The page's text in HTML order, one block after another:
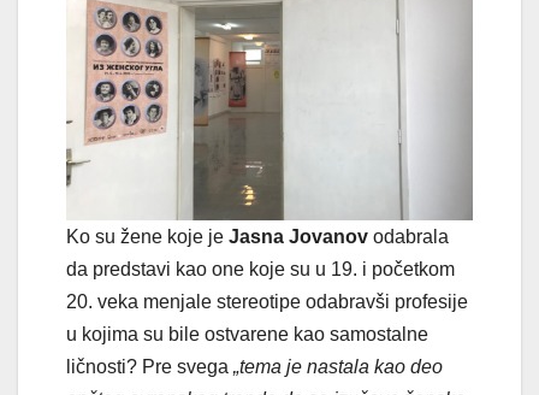
Ko su žene koje je Jasna Jovanov odabrala
da predstavi kao one koje su u 19. i početkom
20. veka menjale stereotipe odabravši profesije
u kojima su bile ostvarene kao samostalne
ličnosti? Pre svega „tema je nastala kao deo